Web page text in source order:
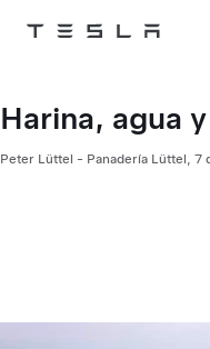
Tesla
Harina, agua
Peter Lüttel - Panadería Lüttel, 7